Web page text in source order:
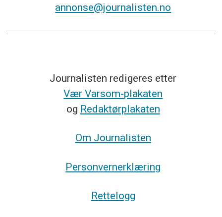
annonse@journalisten.no
Journalisten redigeres etter
Vær Varsom-plakaten
og Redaktørplakaten
Om Journalisten
Personvernerklæring
Rettelogg